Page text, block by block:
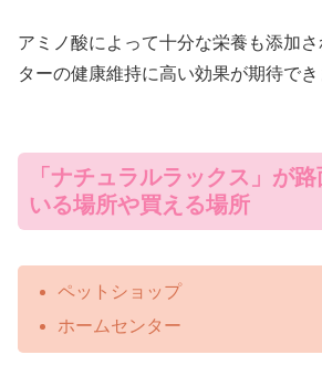
アミノ酸によって十分な栄養も添加
ターの健康維持に高い効果が期待でき
「ナチュラルラックス」が
いる場所や買える場所
ペットショップ
ホームセンター